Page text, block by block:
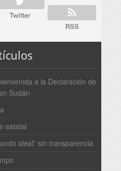
Twitter
RSS
a la Declaración de
Sudán
estatal
ideal” sin transparencia